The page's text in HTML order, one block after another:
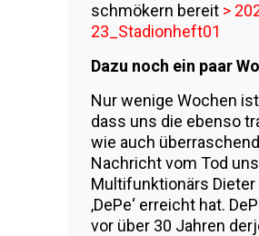
schmökern bereit >
23_Stadionheft01
Dazu noch ein paar
Nur wenige Wochen
dass uns die ebenso
wie auch
Nachricht vom Tod
Multifunktionärs Dieter
‚DePe‘ erreicht hat.
vor über 30 Jahren